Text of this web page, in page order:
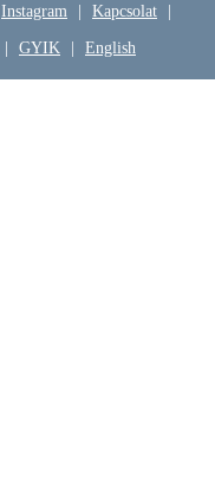
Instagram Kapcsolat
GYIK English